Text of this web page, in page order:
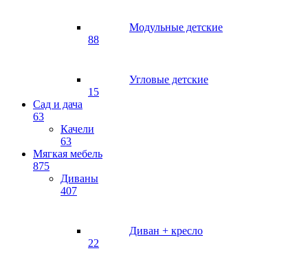
Модульные детские
88
Угловые детские
15
Сад и дача
63
Качели
63
Мягкая мебель
875
Диваны
407
Диван + кресло
22